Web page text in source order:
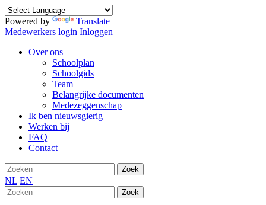
Powered by
Translate
Medewerkers login Inloggen
Over ons
Schoolplan
Schoolgids
Team
Belangrijke documenten
Medezeggenschap
Ik ben nieuwsgierig
Werken bij
FAQ
Contact
Zoek
NL EN
Zoek